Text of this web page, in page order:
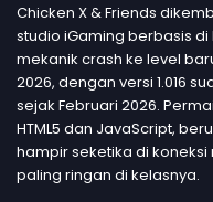
Chicken X & Friends
studio iGaming berbasis
mekanik crash ke level
2026, dengan versi 1.016
sejak Februari 2026.
HTML5 dan JavaScript,
hampir seketika di
paling ringan di kelasnya.